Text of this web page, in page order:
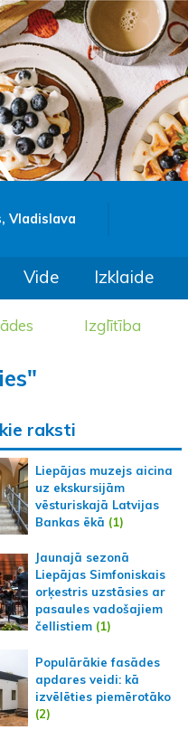
Vladislava
Vide Izklaide
Izglītība
raksti
Liepājas muzejs aicina
uz ekskursijām
vēsturiskajā Latvijas
Bankas ēkā (1)
Jaunajā sezonā
Liepājas Simfoniskais
orķestris uzstāsies ar
pasaules vadošajiem
čellistiem(1)
Populārākie fasādes
apdares veidi: kā
izvēlēties piemērotāko
(2)